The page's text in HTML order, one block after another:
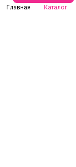
Главная Каталог